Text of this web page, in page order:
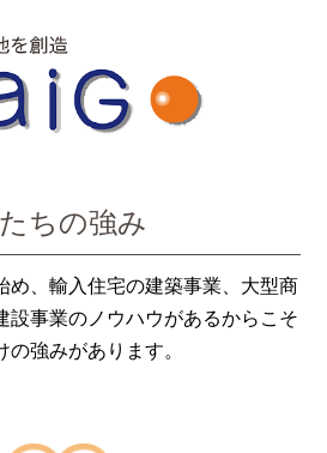
ちの強み
め、輸入住宅の建築事業、大型商
設事業のノウハウがあるからこそ
の強みがあります。